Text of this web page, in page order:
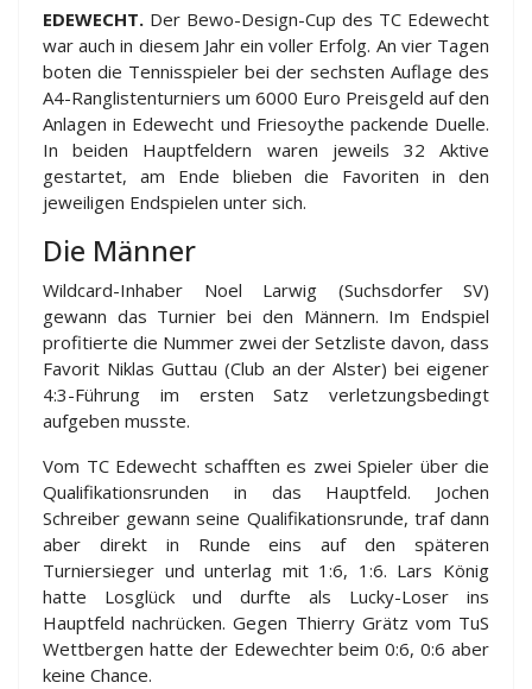
EDEWECHT. Der Bewo-Design-Cup des TC Edewecht
war auch in diesem Jahr ein voller Erfolg. An vier Tagen
boten die Tennisspieler bei der sechsten Auflage des
A4-Ranglistenturniers um 6000 Euro Preisgeld auf den
Anlagen in Edewecht und Friesoythe packende Duelle.
In beiden Hauptfeldern waren jeweils 32 Aktive
gestartet, am Ende blieben die Favoriten in den
jeweiligen Endspielen unter sich.
Die Männer
Wildcard-Inhaber Noel Larwig (Suchsdorfer SV)
gewann das Turnier bei den Männern. Im Endspiel
profitierte die Nummer zwei der Setzliste davon, dass
Favorit Niklas Guttau (Club an der Alster) bei eigener
4:3-Führung im ersten Satz verletzungsbedingt
aufgeben musste.
Vom TC Edewecht schafften es zwei Spieler über die
Qualifikationsrunden in das Hauptfeld. Jochen
Schreiber gewann seine Qualifikationsrunde, traf dann
aber direkt in Runde eins auf den späteren
Turniersieger und unterlag mit 1:6, 1:6. Lars König
hatte Losglück und durfte als Lucky-Loser ins
Hauptfeld nachrücken. Gegen Thierry Grätz vom TuS
Wettbergen hatte der Edewechter beim 0:6, 0:6 aber
keine Chance.